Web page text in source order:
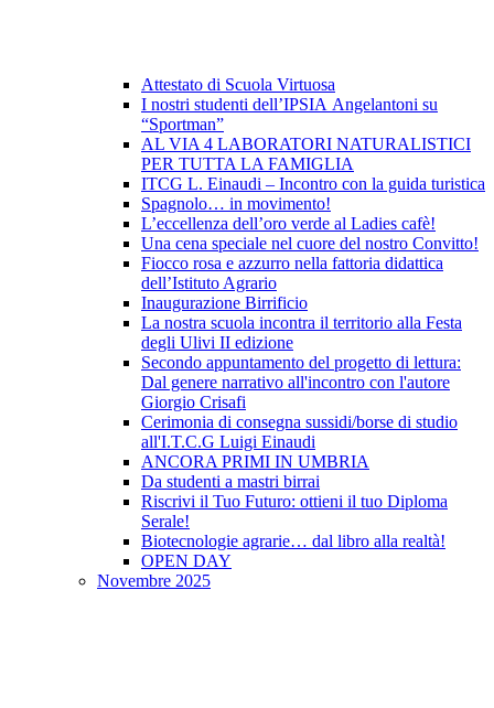
Attestato di Scuola Virtuosa
I nostri studenti dell’IPSIA Angelantoni su
“Sportman”
AL VIA 4 LABORATORI NATURALISTICI
PER TUTTA LA FAMIGLIA
ITCG L. Einaudi – Incontro con la guida turistica
Spagnolo… in movimento!
L’eccellenza dell’oro verde al Ladies cafè!
Una cena speciale nel cuore del nostro Convitto!
Fiocco rosa e azzurro nella fattoria didattica
dell’Istituto Agrario
Inaugurazione Birrificio
La nostra scuola incontra il territorio alla Festa
degli Ulivi II edizione
Secondo appuntamento del progetto di lettura:
Dal genere narrativo all'incontro con l'autore
Giorgio Crisafi
Cerimonia di consegna sussidi/borse di studio
all'I.T.C.G Luigi Einaudi
ANCORA PRIMI IN UMBRIA
Da studenti a mastri birrai
Riscrivi il Tuo Futuro: ottieni il tuo Diploma
Serale!
Biotecnologie agrarie… dal libro alla realtà!
OPEN DAY
Novembre 2025